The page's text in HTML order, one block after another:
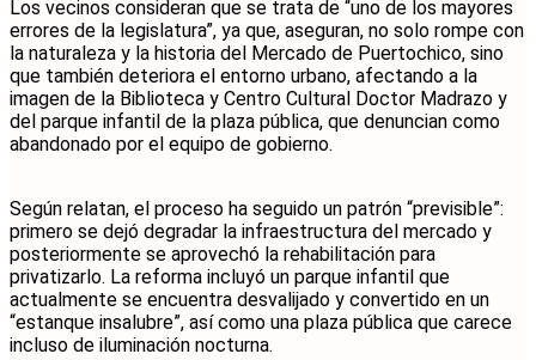
Los vecinos consideran que se trata de “uno de los mayores
errores de la legislatura”, ya que, aseguran, no solo rompe con
la naturaleza y la historia del Mercado de Puertochico, sino
que también deteriora el entorno urbano, afectando a la
imagen de la Biblioteca y Centro Cultural Doctor Madrazo y
del parque infantil de la plaza pública, que denuncian como
abandonado por el equipo de gobierno.
Según relatan, el proceso ha seguido un patrón “previsible”:
primero se dejó degradar la infraestructura del mercado y
posteriormente se aprovechó la rehabilitación para
privatizarlo. La reforma incluyó un parque infantil que
actualmente se encuentra desvalijado y convertido en un
“estanque insalubre”, así como una plaza pública que carece
incluso de iluminación nocturna.